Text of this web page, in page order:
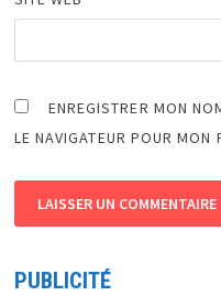
ENREGISTRER MON
LE NAVIGATEUR POUR MON
PUBLICITÉ